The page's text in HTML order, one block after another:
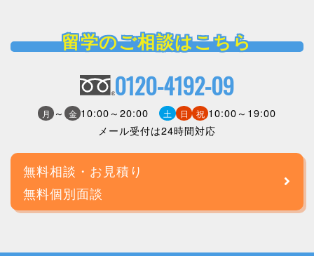
留学のご相談はこちら
0120-4192-09
月 ～ 金 10:00～20:00 土 日 祝 10:00～19:00
メール受付は24時間対応
無料相談・お見積り
無料個別面談